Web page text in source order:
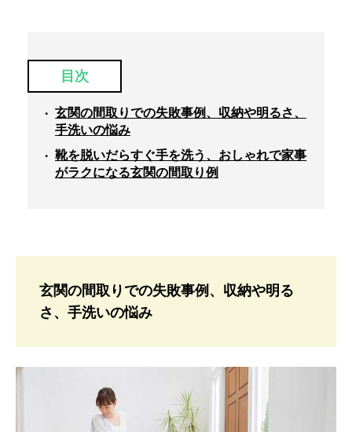
目次
玄関の間取りでの失敗事例、収納や明るさ、
手洗いの悩み
靴を脱いだらすぐ手を洗う、おしゃれで家事
がラクになる玄関の間取り例
玄関の間取りでの失敗事例、収納や明る
さ、手洗いの悩み